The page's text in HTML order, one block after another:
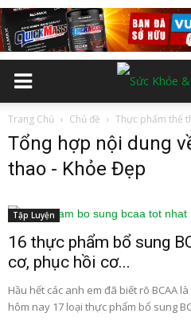
Trang Chủ Chủ đề Thực phẩm thể
Tổng hợp nội dung
thao - Khỏe Đẹp
Tập Luyện
16 thực phẩm bổ sung
cơ, phục hồi cơ...
Hầu hết các anh em đã biết rõ BCAA
hôm nay 17 loại thực phẩm bổ sung